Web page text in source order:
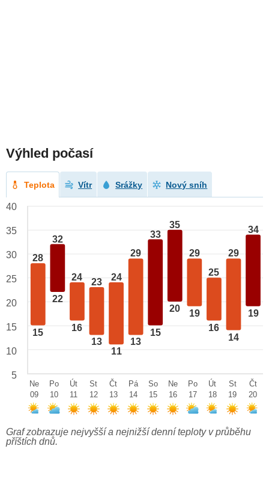
Výhled počasí
Teplota Vítr Srážky Nový sníh
28
15
32
22
24
16
23
13
24
11
29
13
33
15
35
20
29
19
25
16
29
14
34
19
40
35
30
25
20
15
10
5
Ne
09
Po
10
Út
11
St
12
Čt
13
Pá
14
So
15
Ne
16
Po
17
Út
18
St
19
Čt
20
Graf zobrazuje nejvyšší a nejnižší denní teploty v průběhu
příštích dnů.